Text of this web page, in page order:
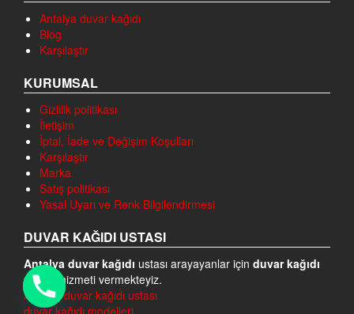
Antalya duvar kağıdı
Blog
Karşılaştır
KURUMSAL
Gizlilik politikası
İletişim
İptal, İade ve Değişim Koşulları
Karşılaştır
Marka
Satış politikası
Yasal Uyarı ve Renk Bilgilendirmesi
DUVAR KAĞIDI USTASI
Antalya duvar kağıdı ustası arayayanlar için duvar kağıdı
ustası
hizmeti vermekteyiz.
Antalya duvar kağıdı ustası
duvar kağıdı modelleri